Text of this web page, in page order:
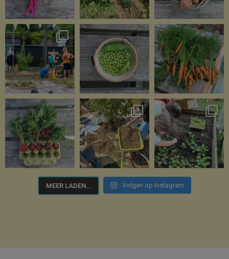
MEER LADEN… Volgen op Instagram